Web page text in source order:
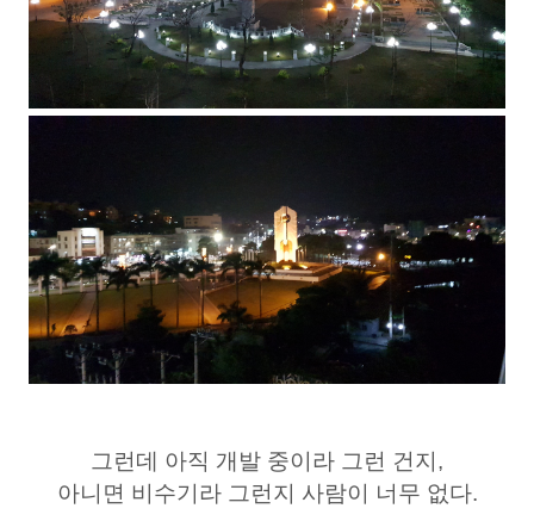
그런데 아직 개발 중이라 그런 건지,
아니면 비수기라 그런지 사람이 너무 없다.